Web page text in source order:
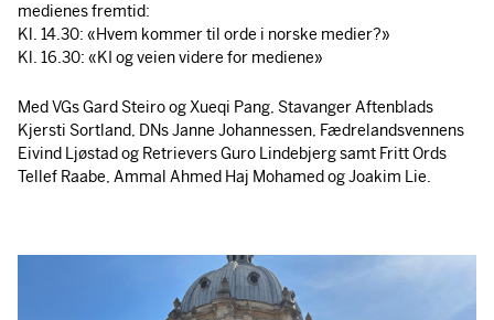
medienes fremtid:
Kl. 14.30: «Hvem kommer til orde i norske medier?»
Kl. 16.30: «KI og veien videre for mediene»
Med VGs Gard Steiro og Xueqi Pang, Stavanger Aftenblads
Kjersti Sortland, DNs Janne Johannessen, Fædrelandsvennens
Eivind Ljøstad og Retrievers Guro Lindebjerg samt Fritt Ords
Tellef Raabe, Ammal Ahmed Haj Mohamed og Joakim Lie.